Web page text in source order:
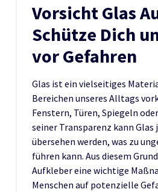
Vorsicht Glas
Schütze Dich
vor Gefahren
Glas ist ein vielseitiges
Bereichen unseres Alltags
Fenstern, Türen, Spiegeln
seiner Transparenz kann
übersehen werden, was zu
führen kann. Aus diesem
Aufkleber eine wichtige
Menschen auf potenzielle